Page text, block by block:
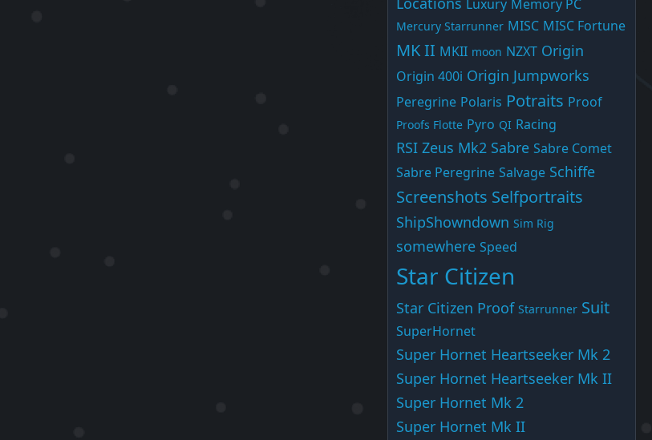
Luxury Memory PC
Mercury Starrunner MISC MISC Fortune
MK II MKII moon NZXT Origin
Origin 400i Origin Jumpworks
Peregrine Polaris Potraits Proof
Proofs Flotte Pyro QI Racing
RSI Zeus Mk2 Sabre Sabre Comet
Sabre Peregrine Salvage Schiffe
Screenshots Selfportraits
ShipShowndown Sim Rig
somewhere Speed
Star Citizen
Star Citizen Proof Starrunner Suit
SuperHornet
Super Hornet Heartseeker Mk 2
Super Hornet Heartseeker Mk II
Super Hornet Mk 2
Super Hornet Mk II